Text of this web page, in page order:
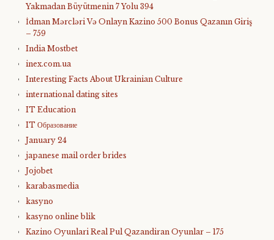
Yakmadan Büyütmenin 7 Yolu 394
İdman Mərcləri Və Onlayn Kazino 500 Bonus Qazanın Giriş
– 759
India Mostbet
inex.com.ua
Interesting Facts About Ukrainian Culture
international dating sites
IT Education
IT Образование
January 24
japanese mail order brides
Jojobet
karabasmedia
kasyno
kasyno online blik
Kazino Oyunlari Real Pul Qazandiran Oyunlar – 175